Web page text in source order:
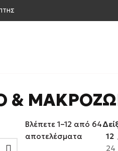
&
Βλέπετε 1–12 από 64
αποτελέσματα
12
24